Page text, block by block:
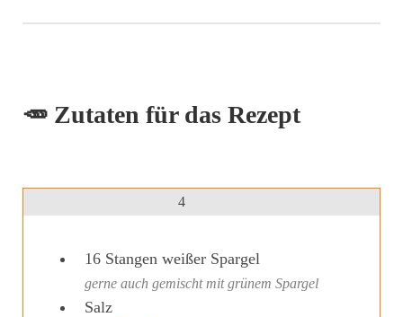
🥕 Zutaten für das Rezept
4
16 Stangen weißer Spargel
gerne auch gemischt mit grünem Spargel
Salz